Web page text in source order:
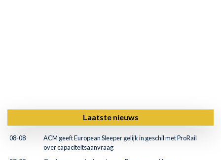
Laatste nieuws
08-08
ACM geeft European Sleeper gelijk in geschil met ProRail
over capaciteitsaanvraag